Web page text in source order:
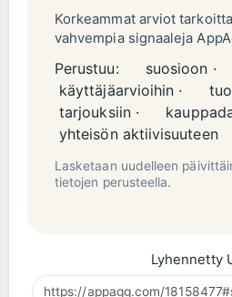
Korkeammat arviot
vahvempia signaaleja
Perustuu:
suosioon ·
käyttäjäarvioihin ·
tarjouksiin ·
yhteisön aktiivisuuteen
Lasketaan uudelleen
tietojen perusteella.
Lyhennetty